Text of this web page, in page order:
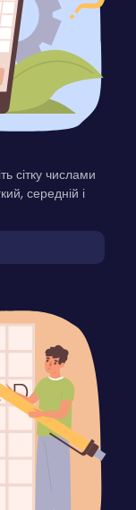
сітку числами
середній і